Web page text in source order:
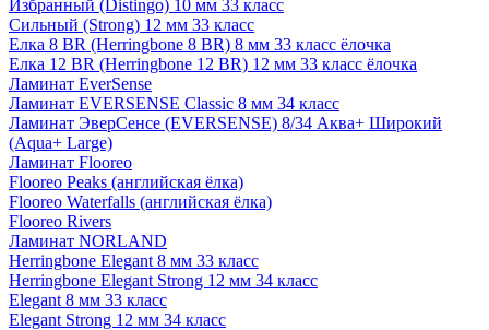
Избранный (Distingo) 10 мм 33 класс
Сильный (Strong) 12 мм 33 класс
Елка 8 BR (Herringbone 8 BR) 8 мм 33 класс ёлочка
Елка 12 BR (Herringbone 12 BR) 12 мм 33 класс ёлочка
Ламинат EverSense
Ламинат EVERSENSE Classic 8 мм 34 класс
Ламинат ЭверСенсе (EVERSENSE) 8/34 Аква+ Широкий
(Aqua+ Large)
Ламинат Flooreo
Flooreo Peaks (английская ёлка)
Flooreo Waterfalls (английская ёлка)
Flooreo Rivers
Ламинат NORLAND
Herringbone Elegant 8 мм 33 класс
Herringbone Elegant Strong 12 мм 34 класс
Elegant 8 мм 33 класс
Elegant Strong 12 мм 34 класс